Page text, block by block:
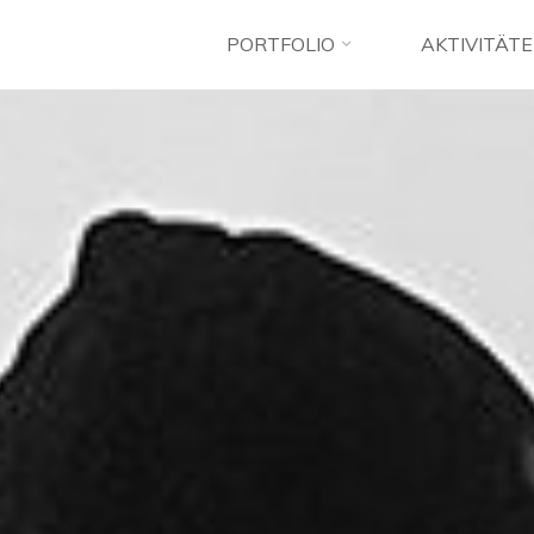
PORTFOLIO